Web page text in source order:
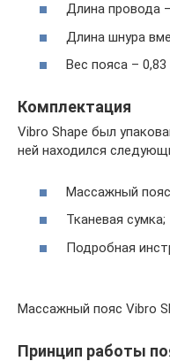
Длина провода
Длина шнура
Вес пояса – 0,83
Комплектация
Vibro Shape был
ней находился
Массажный
Тканевая сумка;
Подробная
Массажный пояс Vibro
Принцип работы